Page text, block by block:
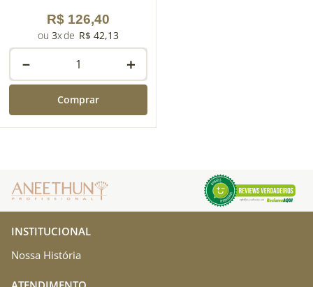
R$ 126,40
3 R$ 42,13
＋
－
Comprar
INSTITUCIONAL
Nossa História